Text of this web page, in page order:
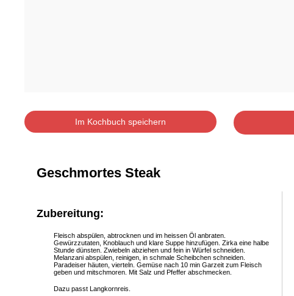
Im Kochbuch speichern
Geschmortes Steak
Zubereitung:
Fleisch abspülen, abtrocknen und im heissen Öl anbraten.
Gewürzzutaten, Knoblauch und klare Suppe hinzufügen. Zirka eine halbe
Stunde dünsten. Zwiebeln abziehen und fein in Würfel schneiden.
Melanzani abspülen, reinigen, in schmale Scheibchen schneiden.
Paradeiser häuten, vierteln. Gemüse nach 10 min Garzeit zum Fleisch
geben und mitschmoren. Mit Salz und Pfeffer abschmecken.
Dazu passt Langkornreis.